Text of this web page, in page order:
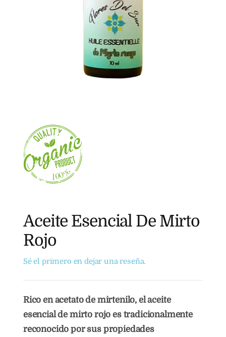
Aceite Esencial De Mirto
Rojo
Sé el primero en dejar una reseña.
Rico en acetato de mirtenilo, el aceite
esencial de mirto rojo es tradicionalmente
reconocido por sus propiedades